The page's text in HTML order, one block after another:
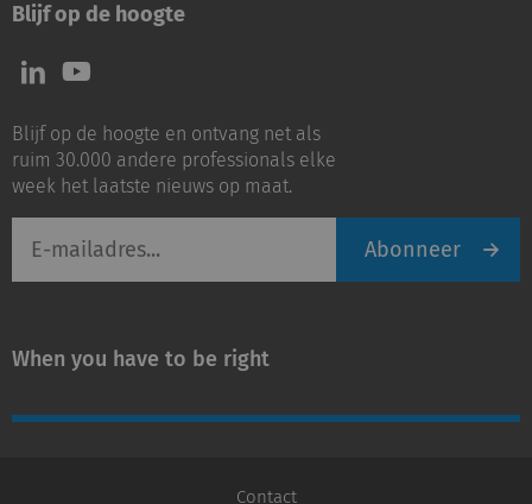
Blijf op de hoogte
Volg
ons
LinkedIn
Volg
ons
Youtube
Blijf op de hoogte en ontvang net als
ruim 30.000 andere professionals elke
week het laatste nieuws op maat.
mailadres
Abonneer
When you have to be right
Contact